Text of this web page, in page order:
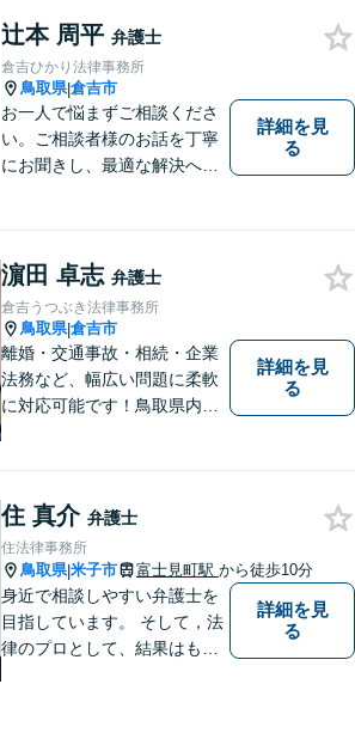
辻本 周平 弁護士
倉吉ひかり法律事務所
鳥取県|倉吉市
お一人で悩まずご相談くださ
い。ご相談者様のお話を丁寧
にお聞きし、最適な解決へと
詳細を見
る
濵田 卓志 弁護士
倉吉うつぶき法律事務所
鳥取県|倉吉市
離婚・交通事故・相続・企業
法務など、幅広い問題に柔軟
に対応可能です！鳥取県内の
ている方も、お気軽にご相談
ください！【駐車場有】
詳細を見
る
住 真介 弁護士
住法律事務所
鳥取県|米子市 富士見町駅 から徒歩10分
身近で相談しやすい弁護士を
目指しています。 そして，法
律のプロとして、結果はもち
詳細を見
る